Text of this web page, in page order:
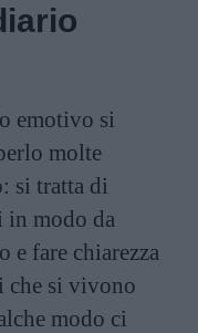
emotivo si
molte
si tratta di
in modo da
e fare chiarezza
che si vivono
modo ci